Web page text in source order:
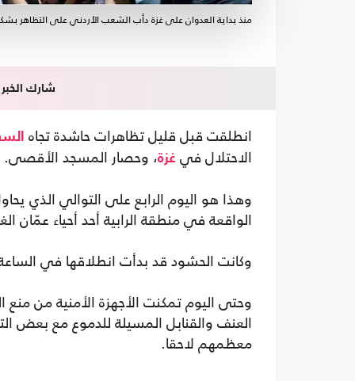
منذ بداية العدوان على غزة دأب الشعب الأردني على التظاهر
شارك الخبر
انطلقت قبل قليل تظاهرات حاشدة تجاه
الاحتلال في غزة، وحصار المسجد الأقصى.
وهذا هو اليوم الرابع على التوالي الذي
الواقعة في منطقة الرابية أحد أحياء عمّان
وكانت الحشود قد بدأت انطلاقها في
وحتى اليوم تمكنت الأجهزة الأمنية من
العنف والقنابل المسيلة للدموع مع بعض
معظمهم لاحقا.